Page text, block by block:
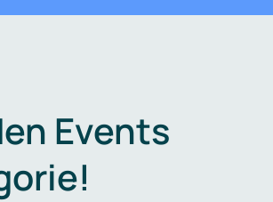
Events